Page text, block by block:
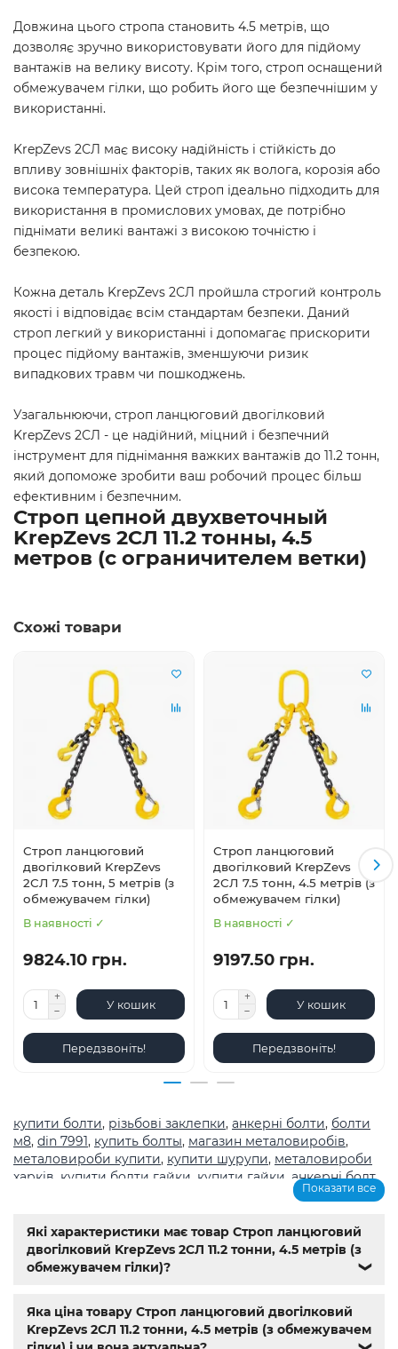
Довжина цього стропа становить 4.5 метрів, що
дозволяє зручно використовувати його для підйому
вантажів на велику висоту. Крім того, строп оснащений
обмежувачем гілки, що робить його ще безпечнішим у
використанні.
KrepZevs 2СЛ має високу надійність і стійкість до
впливу зовнішніх факторів, таких як волога, корозія або
висока температура. Цей строп ідеально підходить для
використання в промислових умовах, де потрібно
піднімати великі вантажі з високою точністю і
безпекою.
Кожна деталь KrepZevs 2СЛ пройшла строгий контроль
якості і відповідає всім стандартам безпеки. Даний
строп легкий у використанні і допомагає прискорити
процес підйому вантажів, зменшуючи ризик
випадкових травм чи пошкоджень.
Узагальнюючи, строп ланцюговий двогілковий
KrepZevs 2СЛ - це надійний, міцний і безпечний
інструмент для піднімання важких вантажів до 11.2 тонн,
який допоможе зробити ваш робочий процес більш
ефективним і безпечним.
Строп цепной двухветочный
KrepZevs 2СЛ 11.2 тонны, 4.5
метров (с ограничителем ветки)
Схожі товари
Строп ланцюговий
двогілковий KrepZevs
2СЛ 7.5 тонн, 5 метрів (з
обмежувачем гілки)
В наявності ✓
9824.10 грн.
У кошик
Передзвоніть!
Строп ланцюговий
двогілковий KrepZevs
2СЛ 7.5 тонн, 4.5 метрів (з
обмежувачем гілки)
В наявності ✓
9197.50 грн.
У кошик
Передзвоніть!
купити болти, різьбові заклепки, анкерні болти, болти
м8, din 7991, купить болты, магазин металовиробів,
металовироби купити, купити шурупи, металовироби
харків купити болти гайки купити гайки анкерні болт,
метричне різьблення з великим
нержавіючої сталі купити, Мотор-редуктор 3МП,Мотор-
редуктори МЧ, Кранові редуктори Ц2,анкера,Name,
603,din 7981,заклепки,різьбове заклепування
заклепка
болт м 10,din934,крепеж ,болт м12 размеры,болт м14 1.5
болт м5 под шестигранник ,болт м 18, болт м 9,болт м7
Показати все
Які характеристики має товар Строп ланцюговий
двогілковий KrepZevs 2СЛ 11.2 тонни, 4.5 метрів (з
обмежувачем гілки)?
❯
Яка ціна товару Строп ланцюговий двогілковий
KrepZevs 2СЛ 11.2 тонни, 4.5 метрів (з обмежувачем